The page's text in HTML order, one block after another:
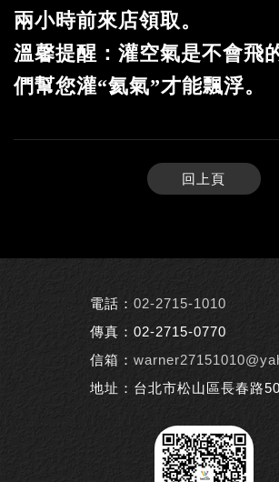
兩小時前來店領取。
溫馨提醒：灌空氣是不會飛
們幫您灌“氦氣”才能飄浮。
回上頁
電話： 02-2715-1010
傳真：02-2715-0770
信箱：
地址：台北市松山區長春路